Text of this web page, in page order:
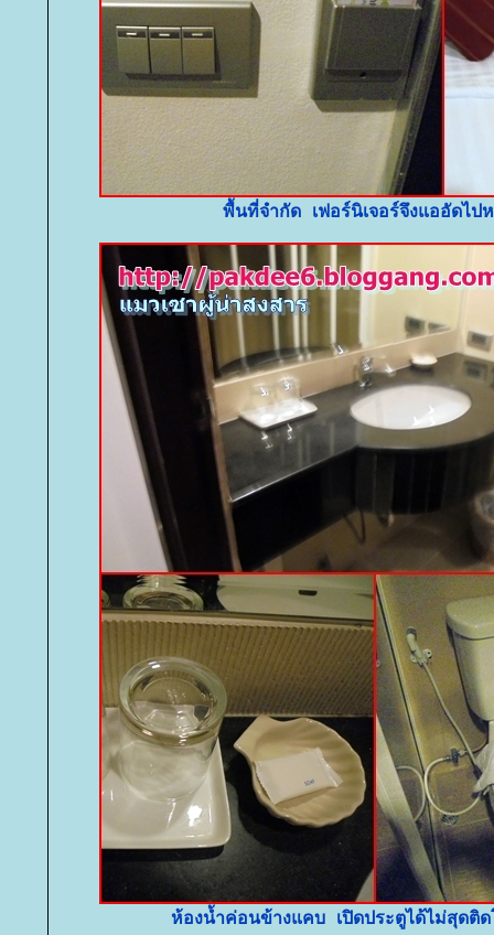
พื้นที่จำกัด เฟอร์นิเจอร์จึงแออัดไ
ห้องน้ำค่อนข้างแคบ เปิดประตูได้ไม่สุดติ